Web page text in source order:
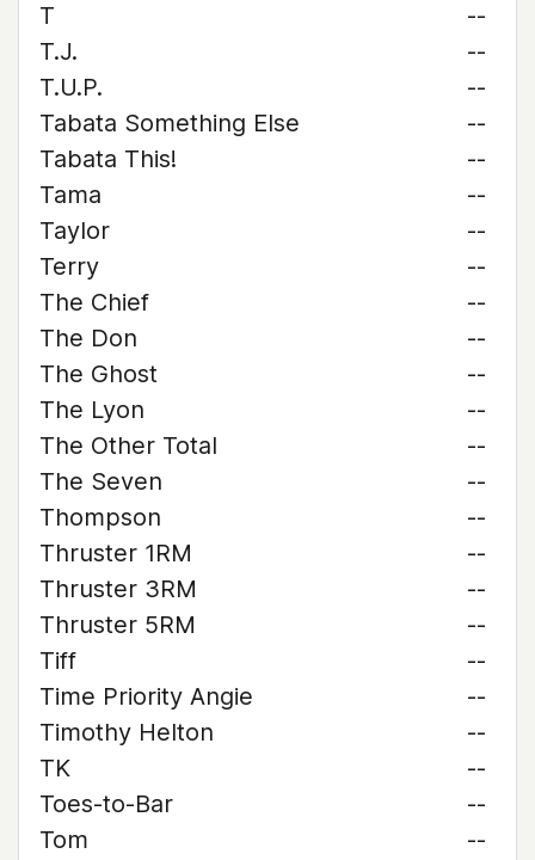
T
--
T.J.
--
T.U.P.
--
Tabata Something Else
--
Tabata This!
--
Tama
--
Taylor
--
Terry
--
The Chief
--
The Don
--
The Ghost
--
The Lyon
--
The Other Total
--
The Seven
--
Thompson
--
Thruster 1RM
--
Thruster 3RM
--
Thruster 5RM
--
Tiff
--
Time Priority Angie
--
Timothy Helton
--
TK
--
Toes-to-Bar
--
Tom
--